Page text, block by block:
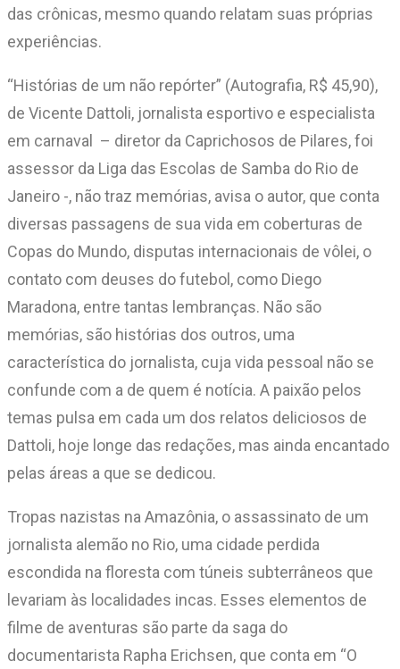
das crônicas, mesmo quando relatam suas próprias
experiências.
“Histórias de um não repórter” (Autografia, R$ 45,90),
de Vicente Dattoli, jornalista esportivo e especialista
em carnaval – diretor da Caprichosos de Pilares, foi
assessor da Liga das Escolas de Samba do Rio de
Janeiro -, não traz memórias, avisa o autor, que conta
diversas passagens de sua vida em coberturas de
Copas do Mundo, disputas internacionais de vôlei, o
contato com deuses do futebol, como Diego
Maradona, entre tantas lembranças. Não são
memórias, são histórias dos outros, uma
característica do jornalista, cuja vida pessoal não se
confunde com a de quem é notícia. A paixão pelos
temas pulsa em cada um dos relatos deliciosos de
Dattoli, hoje longe das redações, mas ainda encantado
pelas áreas a que se dedicou.
Tropas nazistas na Amazônia, o assassinato de um
jornalista alemão no Rio, uma cidade perdida
escondida na floresta com túneis subterrâneos que
levariam às localidades incas. Esses elementos de
filme de aventuras são parte da saga do
documentarista Rapha Erichsen, que conta em “O